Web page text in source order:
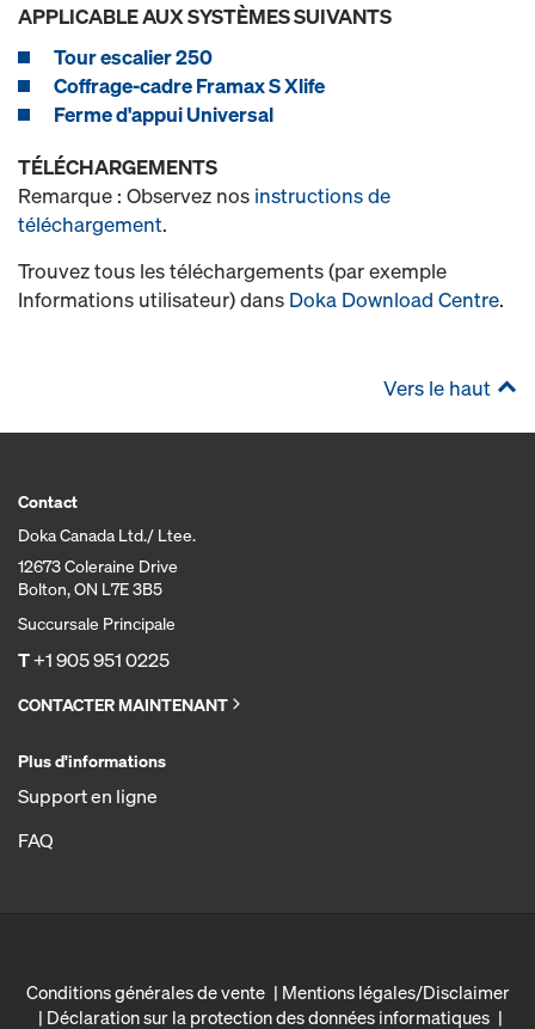
APPLICABLE AUX SYSTÈMES SUIVANTS
Tour escalier 250
Coffrage-cadre Framax S Xlife
Ferme d'appui Universal
TÉLÉCHARGEMENTS
Remarque : Observez nos instructions de
téléchargement.
Trouvez tous les téléchargements (par exemple
Informations utilisateur) dans Doka Download Centre.
Vers le haut
Contact
Doka Canada Ltd./ Ltee.
12673 Coleraine Drive
Bolton, ON L7E 3B5
Succursale Principale
T+1 905 951 0225
CONTACTER MAINTENANT
Plus d'informations
Support en ligne
FAQ
Conditions générales de vente
Mentions légales/Disclaimer
Déclaration sur la protection des données informatiques